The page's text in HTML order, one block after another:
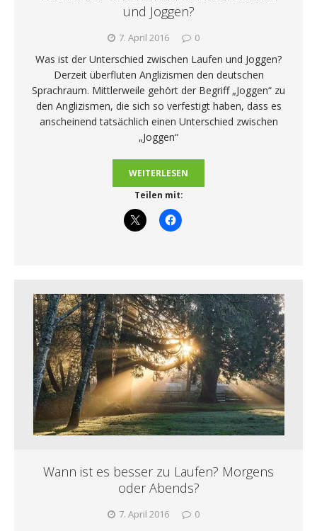
und Joggen?
7. April 2016 0
Was ist der Unterschied zwischen Laufen und Joggen?
Derzeit überfluten Anglizismen den deutschen
Sprachraum. Mittlerweile gehört der Begriff „Joggen“ zu
den Anglizismen, die sich so verfestigt haben, dass es
anscheinend tatsächlich einen Unterschied zwischen
„Joggen“
WEITERLESEN
Teilen mit:
Wann ist es besser zu Laufen? Morgens
oder Abends?
7. April 2016 0